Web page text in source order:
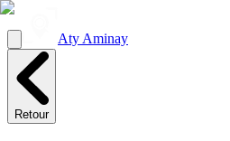
Aty Aminay
Retour